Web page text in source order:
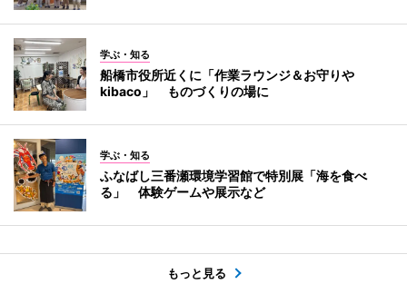
学ぶ・知る
船橋市役所近くに「作業ラウンジ＆お守りや
kibaco」 ものづくりの場に
学ぶ・知る
ふなばし三番瀬環境学習館で特別展「海を食べ
る」 体験ゲームや展示など
もっと見る